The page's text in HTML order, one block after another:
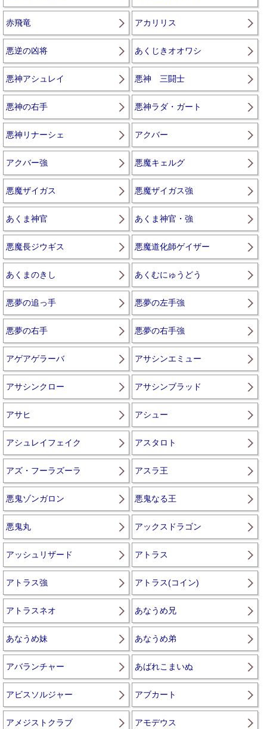
赤飛竜 アカリリス
悪逆の凶将 あくじきオオワシ
悪神アシュレイ 悪神 三闘士
悪神の右手 悪神ラダ・ガート
悪神リナーシェ アクバー
アクバー強 悪魔キェルグ
悪魔ザイガス 悪魔ザイガス強
あくま神官 あくま神官・強
悪魔長ジウギス 悪魔道化師ゲイザー
あくまのきし あくむにゅうどう
悪夢の追っ手 悪夢の左手強
悪夢の右手 悪夢の右手強
アゲアゲラーバ アサシンエミュー
アサシンクロー アサシンブラッド
アサヒ アシュー
アシュレイフェイク アスタロト
アズ・フーラズーラ アスラ王
悪鬼ゾンガロン 悪鬼なる王
悪鬼丸 アックスドラゴン
アッシュリザード アトラス
アトラス強 アトラス(コイン)
アトラスネオ あなうめ兄
あなうめ妹 あなうめ弟
アバランチャー あばれこまいぬ
アビスソルジャー アブカート
アメジストクラブ アモデウス